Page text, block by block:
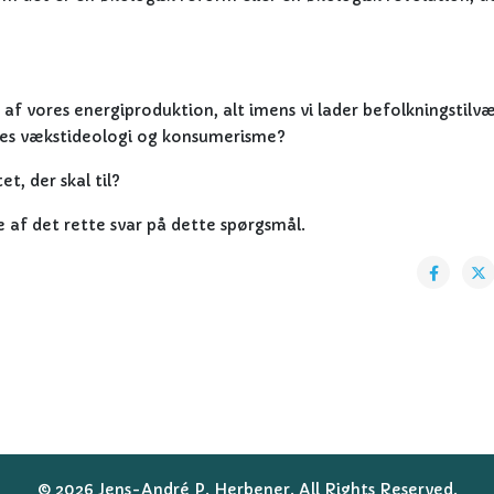
af vores energiproduktion, alt imens vi lader
vækstideologi og konsumerisme?
der skal til?
af det rette svar på dette spørgsmål.
© 2026 Jens-André P. Herbener. All Rights Reserved.